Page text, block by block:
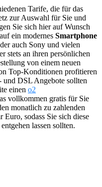
Tarife, die für das
zur Auswahl für Sie und
Sie sich hier auf Wunsch
ein modernes Smartphone
auch Sony und vielen
stets an ihren persönlichen
von einem neuen
Top-Konditionen profitieren
und DSL Angebote sollten
einen o2
vollkommen gratis für Sie
monatlich zu zahlenden
Euro, sodass Sie sich diese
lassen sollten.